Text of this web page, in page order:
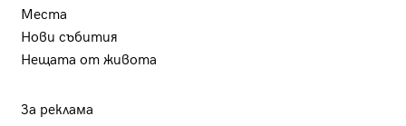
Места
Нови събития
Нещата от живота
За реклама